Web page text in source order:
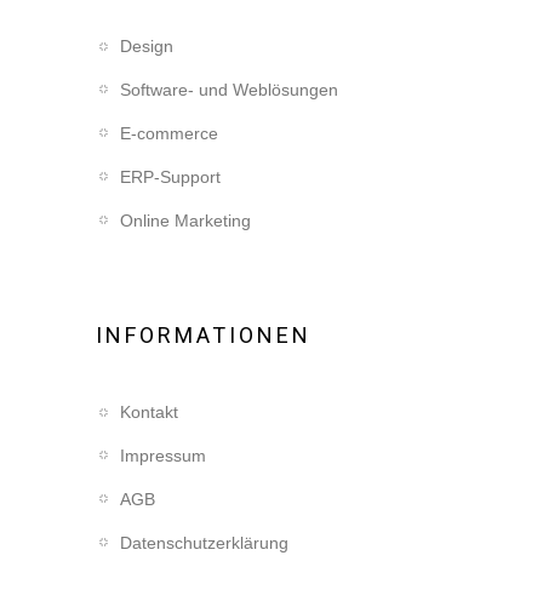
Design
Software- und Weblösungen
E-commerce
ERP-Support
Online Marketing
INFORMATIONEN
Kontakt
Impressum
AGB
Datenschutzerklärung